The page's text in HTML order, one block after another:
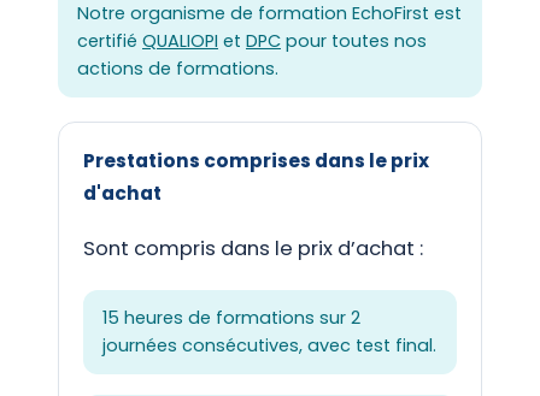
Notre organisme de formation EchoFirst est
certifié QUALIOPI et DPC pour toutes nos
actions de formations.
Prestations comprises dans le prix
d'achat
Sont compris dans le prix d’achat :
15 heures de formations sur 2
journées consécutives, avec test final.